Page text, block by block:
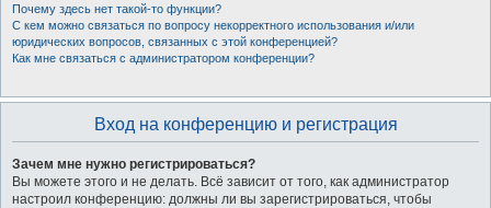
Почему здесь нет такой-то функции?
С кем можно связаться по вопросу некорректного использования и/или
юридических вопросов, связанных с этой конференцией?
Как мне связаться с администратором конференции?
Вход на конференцию и регистрация
Зачем мне нужно регистрироваться?
Вы можете этого и не делать. Всё зависит от того, как администратор
настроил конференцию: должны ли вы зарегистрироваться, чтобы